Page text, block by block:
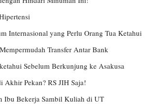
Internasional yang Perlu Orang Tua Ketahui
Transfer Antar Bank
Sebelum Berkunjung ke Asakusa
Akhir Pekan? RS JIH Saja!
Ibu Bekerja Sambil Kuliah di UT